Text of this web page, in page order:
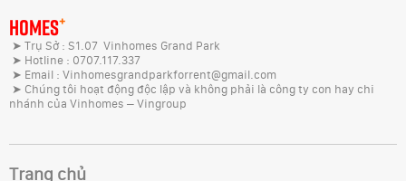
HOMES+
➤ Trụ Sở : S1.07 Vinhomes Grand Park
➤ Hotline : 0707.117.337
➤ Email : Vinhomesgrandparkforrent@gmail.com
➤ Chúng tôi hoạt động độc lập và không phải là công ty con hay chi
nhánh của Vinhomes – Vingroup
Trang chủ